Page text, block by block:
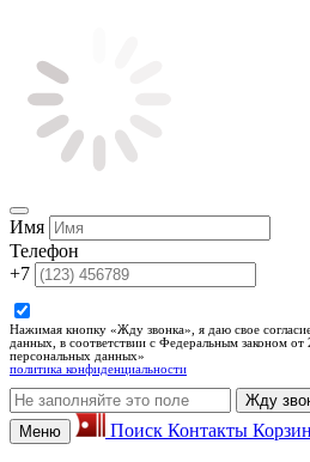
Имя
Телефон
+7
Нажимая кнопку «Жду звонка», я даю свое
данных, в соответствии с Федеральным законом
персональных данных»
политика конфиденциальности
Жду
Меню
Поиск Контакты